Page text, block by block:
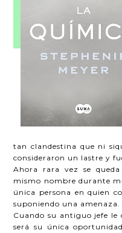
tan clandestina que ni
consideraron un lastre y
Ahora rara vez se
mismo nombre durante
única persona en quien
suponiendo una
Cuando su antiguo jefe le
será su única